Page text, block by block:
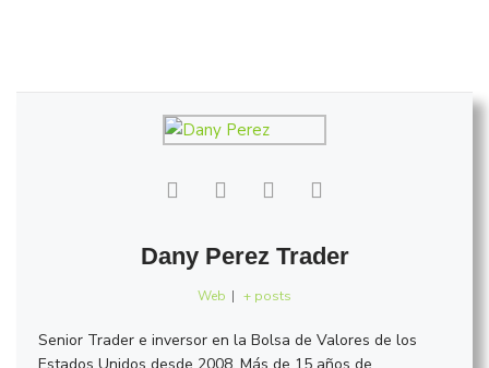
Dany Perez Trader
Web | + posts
Senior Trader e inversor en la Bolsa de Valores de los